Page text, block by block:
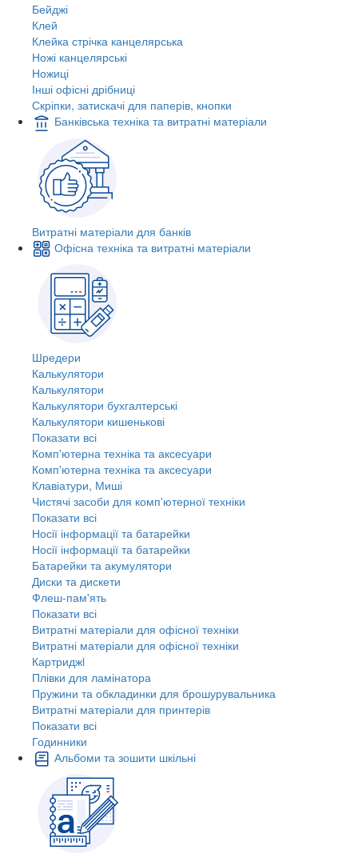
Бейджі
Клей
Клейка стрічка канцелярська
Ножі канцелярські
Ножиці
Інші офісні дрібниці
Скріпки, затискачі для паперів, кнопки
Банківська техніка та витратні матеріали
Витратні матеріали для банків
Офісна техніка та витратні матеріали
Шредери
Калькулятори
Калькулятори
Калькулятори бухгалтерські
Калькулятори кишенькові
Показати всі
Комп'ютерна техніка та аксесуари
Комп'ютерна техніка та аксесуари
Клавіатури, Миші
Чистячі засоби для комп'ютерної техніки
Показати всі
Носії інформації та батарейки
Носії інформації та батарейки
Батарейки та акумулятори
Диски та дискети
Флеш-пам'ять
Показати всі
Витратні матеріали для офісної техніки
Витратні матеріали для офісної техніки
Картриджi
Плівки для ламінатора
Пружини та обкладинки для брошурувальника
Витратні матеріали для принтерів
Показати всі
Годинники
Альбоми та зошити шкільні